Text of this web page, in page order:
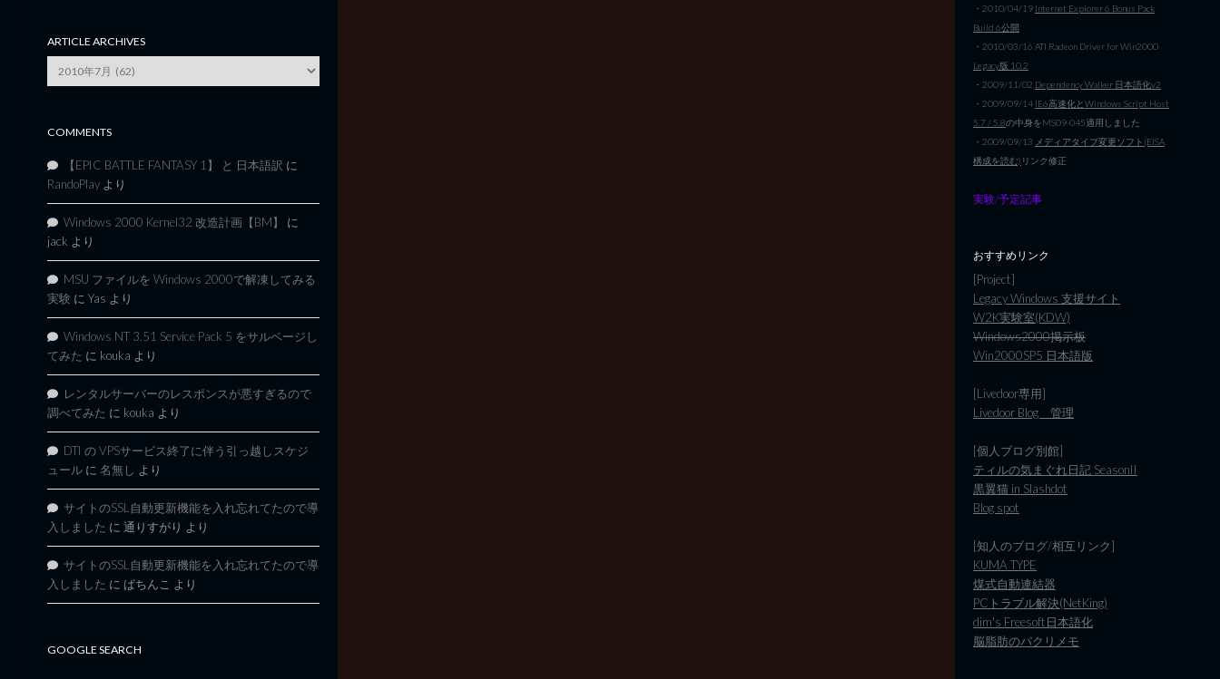
ARTICLE ARCHIVES
Archives
COMMENTS
【EPIC BATTLE FANTASY 1】 と 日本語訳 に
RandoPlay より
Windows 2000 Kernel32 改造計画【BM】
に
jack より
MSU ファイルを Windows 2000で解凍してみる
実験 に Yas より
Windows NT 3.51 Service Pack 5 をサルベージし
てみた に kouka より
レンタルサーバーのレスポンスが悪すぎるので
調べてみた に kouka より
DTI の VPSサービス終了に伴う引っ越しスケジ
ュール に 名無し より
サイトのSSL自動更新機能を入れ忘れてたので導
入しました に 通りすがり より
サイトのSSL自動更新機能を入れ忘れてたので導
入しました に ぱちんこ より
GOOGLE SEARCH
・2010/04/19 Internet Explorer 6 Bonus Pack
Build 6公開
・2010/03/16 ATI Radeon Driver for Win2000
Legacy版 10.2
・2009/11/02 Dependency Walker 日本語化v2
・2009/09/14 IE6高速化とWindows Script Host
5.7 / 5.8の中身をMS09-045適用しました
・2009/09/13 メディアタイプ変更ソフト(EISA
構成を読む) リンク修正
実験/予定記事
おすすめリンク
[Project]
Legacy Windows 支援サイト
W2K実験室(KDW)
Windows2000掲示板
Win2000SP5 日本語版
[Livedoor専用]
Livedoor Blog 管理
[個人ブログ別館]
ティルの気まぐれ日記 SeasonII
黒翼猫 in Slashdot
Blog spot
[知人のブログ/相互リンク]
KUMA TYPE
煤式自動連結器
PCトラブル解決(NetKing)
dim's Freesoft日本語化
脳脂肪のパクリメモ